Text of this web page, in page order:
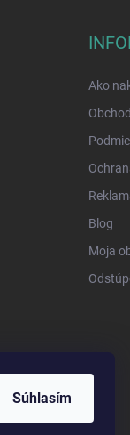
Súhlasím
Ako
Blog
Moja